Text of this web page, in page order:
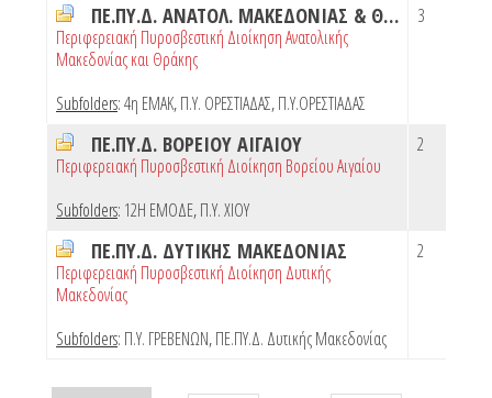
ΠΕ.ΠΥ.Δ. ΑΝΑΤΟΛ. ΜΑΚΕΔΟΝΙΑΣ & ΘΡΑΚΗΣ
Περιφερειακή Πυροσβεστική Διοίκηση Ανατολικής
Μακεδονίας και Θράκης
Subfolders:4η ΕΜΑΚ,Π.Υ. ΟΡΕΣΤΙΑΔΑΣ,Π.Υ.ΟΡΕΣΤΙΑΔΑΣ
3
ΠΕ.ΠΥ.Δ. ΒΟΡΕΙΟΥ ΑΙΓΑΙΟΥ
Περιφερειακή Πυροσβεστική Διοίκηση Βορείου Αιγαίου
Subfolders: 12Η ΕΜΟΔΕ,Π.Υ. ΧΙΟΥ
2
ΠΕ.ΠΥ.Δ. ΔΥΤΙΚΗΣ ΜΑΚΕΔΟΝΙΑΣ
Περιφερειακή Πυροσβεστική Διοίκηση Δυτικής
Μακεδονίας
Subfolders: Π.Υ. ΓΡΕΒΕΝΩΝ,ΠΕ.ΠΥ.Δ. Δυτικής Μακεδονίας
2